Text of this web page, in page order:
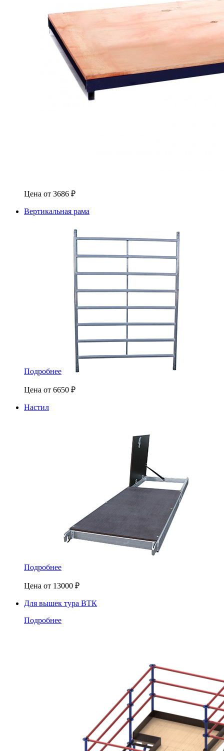
Цена от 3686 ₽
Вертикальная рама
Подробнее
Цена от 6650 ₽
Настил
Подробнее
Цена от 13000 ₽
Для вышек тура ВТК
Подробнее